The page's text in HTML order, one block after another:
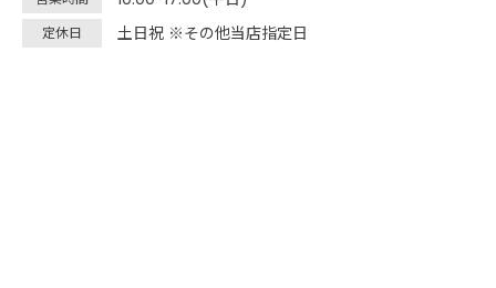
定休日 土日祝 ※その他当店指定日